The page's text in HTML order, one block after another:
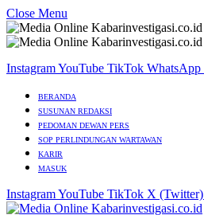
Close Menu
InstagramYouTube TikTok WhatsApp
BERANDA
SUSUNAN REDAKSI
PEDOMAN DEWAN PERS
SOP PERLINDUNGAN WARTAWAN
KARIR
MASUK
InstagramYouTube TikTok X (Twitter)